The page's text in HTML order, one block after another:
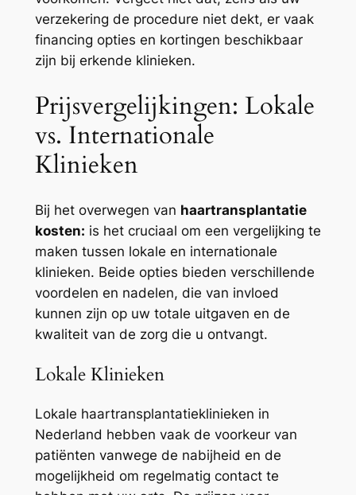
verzekering de procedure niet dekt, er vaak
financing opties en kortingen beschikbaar
zijn bij erkende klinieken.
Prijsvergelijkingen: Lokale
vs. Internationale
Klinieken
Bij het overwegen van haartransplantatie
kosten: is het cruciaal om een vergelijking te
maken tussen lokale en internationale
klinieken. Beide opties bieden verschillende
voordelen en nadelen, die van invloed
kunnen zijn op uw totale uitgaven en de
kwaliteit van de zorg die u ontvangt.
Lokale Klinieken
Lokale haartransplantatieklinieken in
Nederland hebben vaak de voorkeur van
patiënten vanwege de nabijheid en de
mogelijkheid om regelmatig contact te